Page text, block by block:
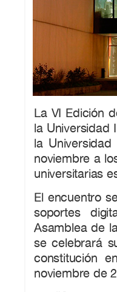
La VI Edición
la Universidad
la
noviembre a
universitarias
El encuentro
soportes
Asamblea de
se celebrará
constitución
noviembre de